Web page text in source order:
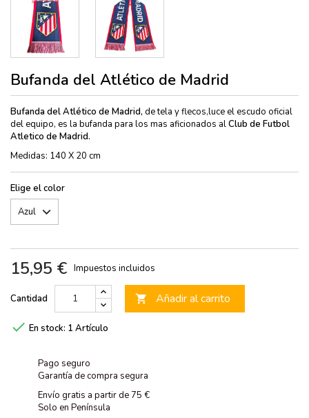
Bufanda del Atlético de Madrid
Bufanda del Atlético de Madrid, de tela y flecos,luce el escudo oficial
del equipo, es la bufanda para los mas aficionados alClub de Futbol
Atletico de Madrid.
Medidas: 140 X 20 cm
Elige el color
15,95 € Impuestos incluidos
Cantidad  Añadir al carrito
 En stock: 1 Artículo
Pago seguro
Garantía de compra segura
Envío gratis a partir de 75 €
Solo en Península